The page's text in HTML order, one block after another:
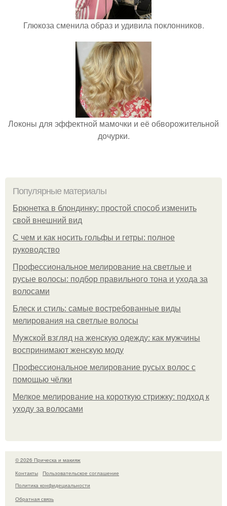
Глюкоза сменила образ и удивила поклонников.
Локоны для эффектной мамочки и её обворожительной
дочурки.
Популярные материалы
Брюнетка в блондинку: простой способ изменить
свой внешний вид
С чем и как носить гольфы и гетры: полное
руководство
Профессиональное мелирование на светлые и
русые волосы: подбор правильного тона и ухода за
волосами
Блеск и стиль: самые востребованные виды
мелирования на светлые волосы
Мужской взгляд на женскую одежду: как мужчины
воспринимают женскую моду
Профессиональное мелирование русых волос с
помощью чёлки
Мелкое мелирование на короткую стрижку: подход к
уходу за волосами
© 2026 Прическа и макияж
Контакты
Пользовательское соглашение
Политика конфидециальности
Обратная связь